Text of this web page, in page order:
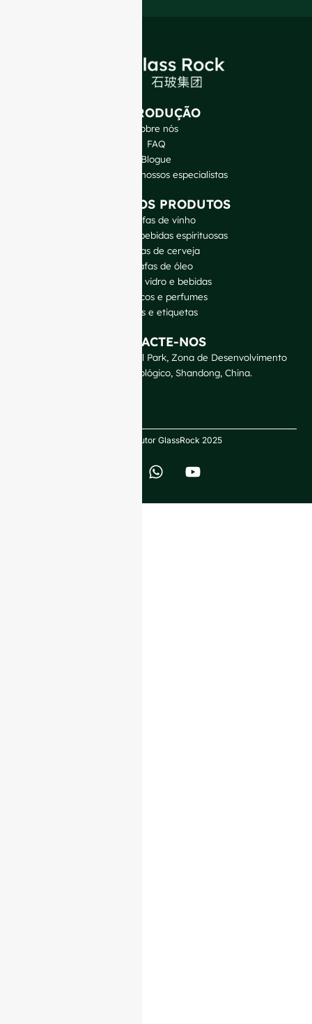
INTRODUÇÃO
Sobre nós
FAQ
Blogue
Fale com os nossos especialistas
OS NOSSOS PRODUTOS
Garrafas de vinho
Garrafas de bebidas espirituosas
Garrafas de cerveja
Garrafas de óleo
Jarras de vidro e bebidas
Cosméticos e perfumes
Fechos e etiquetas
CONTACTE-NOS
GlassRock Bajiao Industrial Park, Zona de Desenvolvimento
Económico e Tecnológico, Shandong, China.
Direitos de autor GlassRock 2025